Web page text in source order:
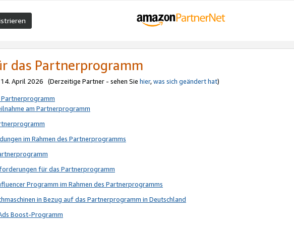
das Partnerprogramm
14. April 2026 (Derzeitige Partner - sehen Sie hier,was sich geändert hat)
am Partnerprogramm
im Rahmen des Partnerprogramms
für das Partnerprogramm
Programm im Rahmen des Partnerprogramms
in Bezug auf das Partnerprogramm in Deutschland
Boost-Programm